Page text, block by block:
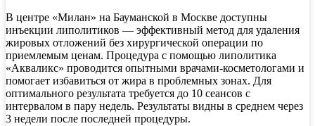
В центре «Милан» на Бауманской в Москве доступны
инъекции липолитиков — эффективный метод для удаления
жировых отложений без хирургической операции по
приемлемым ценам. Процедура с помощью липолитика
«Акваликс» проводится опытными врачами-косметологами и
помогает избавиться от жира в проблемных зонах. Для
оптимального результата требуется до 10 сеансов с
интервалом в пару недель. Результаты видны в среднем через
3 недели после последней процедуры.